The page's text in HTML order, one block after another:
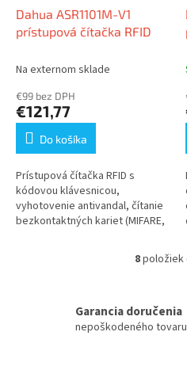
Dahua ASR1101M-V1
prístupová čítačka RFID
Na externom sklade
€99 bez DPH
€121,77
Do košíka
Prístupová čítačka RFID s
kódovou klávesnicou,
vyhotovenie antivandal, čítanie
bezkontaktných kariet (MIFARE,
(2 vodiče) alebo wiegand34 s...
O
á
d
8položiek
Garancia doručenia
nepoškodeného tovaru